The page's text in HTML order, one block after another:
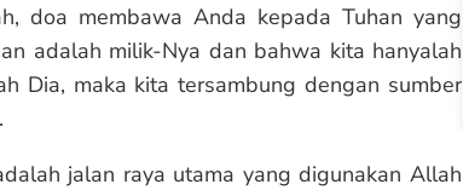
doa membawa Anda kepada Tuhan yang
adalah milik-Nya dan bahwa kita hanyalah
Dia, maka kita tersambung dengan sumber
jalan raya utama yang digunakan Allah